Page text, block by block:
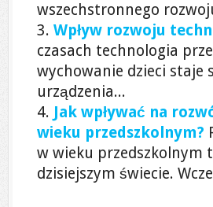
wszechstronnego
Wpływ rozwoju
czasach technologia
wychowanie dzieci staje
urządzenia...
Jak wpływać na
wieku przedszkolnym?
w wieku przedszkolnym
dzisiejszym świecie.